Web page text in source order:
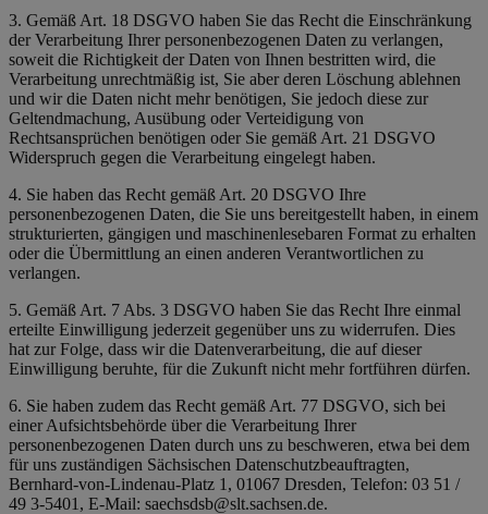
3. Gemäß Art. 18 DSGVO haben Sie das Recht die Einschränkung
der Verarbeitung Ihrer personenbezogenen Daten zu verlangen,
soweit die Richtigkeit der Daten von Ihnen bestritten wird, die
Verarbeitung unrechtmäßig ist, Sie aber deren Löschung ablehnen
und wir die Daten nicht mehr benötigen, Sie jedoch diese zur
Geltendmachung, Ausübung oder Verteidigung von
Rechtsansprüchen benötigen oder Sie gemäß Art. 21 DSGVO
Widerspruch gegen die Verarbeitung eingelegt haben.
4. Sie haben das Recht gemäß Art. 20 DSGVO Ihre
personenbezogenen Daten, die Sie uns bereitgestellt haben, in einem
strukturierten, gängigen und maschinenlesebaren Format zu erhalten
oder die Übermittlung an einen anderen Verantwortlichen zu
verlangen.
5. Gemäß Art. 7 Abs. 3 DSGVO haben Sie das Recht Ihre einmal
erteilte Einwilligung jederzeit gegenüber uns zu widerrufen. Dies
hat zur Folge, dass wir die Datenverarbeitung, die auf dieser
Einwilligung beruhte, für die Zukunft nicht mehr fortführen dürfen.
6. Sie haben zudem das Recht gemäß Art. 77 DSGVO, sich bei
einer Aufsichtsbehörde über die Verarbeitung Ihrer
personenbezogenen Daten durch uns zu beschweren, etwa bei dem
für uns zuständigen Sächsischen Datenschutzbeauftragten,
Bernhard-von-Lindenau-Platz 1, 01067 Dresden, Telefon: 03 51 /
49 3-5401, E-Mail: saechsdsb@slt.sachsen.de.